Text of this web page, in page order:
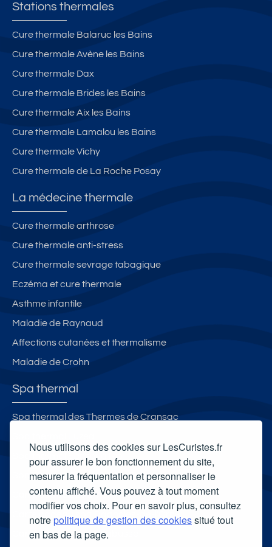
Nous utilisons des cookies sur LesCuristes.fr
pour assurer le bon fonctionnement du site,
mesurer la fréquentation et personnaliser le
contenu affiché. Vous pouvez à tout moment
modifier vos choix. Pour en savoir plus, consultez
notrepolitique de gestion des cookiessitué tout
en bas de la page.
Stations thermales
Cure thermale Balaruc les Bains
Cure thermale Avène les Bains
Cure thermale Dax
Cure thermale Brides les Bains
Cure thermale Aix les Bains
Cure thermale Lamalou les Bains
Cure thermale Vichy
Cure thermale de La Roche Posay
La médecine thermale
Cure thermale arthrose
Cure thermale anti-stress
Cure thermale sevrage tabagique
Eczéma et cure thermale
Asthme infantile
Maladie de Raynaud
Affections cutanées et thermalisme
Maladie de Crohn
Spa thermal
Spa thermal des Thermes de Cransac
Spa Thermal Roquebillière Thermal
Carte cadeau spa Vichy
Carte cadeau spa Bagnoles-de-l'Orne
Carte cadeau spa Saubusse